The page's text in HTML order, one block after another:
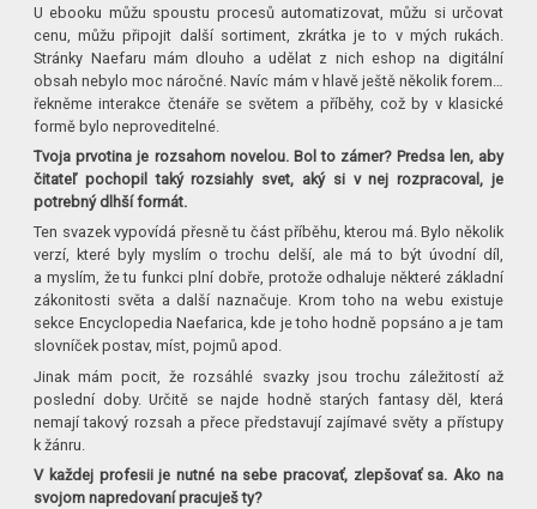
U ebooku můžu spoustu procesů automatizovat, můžu si určovat
cenu, můžu připojit další sortiment, zkrátka je to v mých rukách.
Stránky Naefaru mám dlouho a udělat z nich eshop na digitální
obsah nebylo moc náročné. Navíc mám v hlavě ještě několik forem…
řekněme interakce čtenáře se světem a příběhy, což by v klasické
formě bylo neproveditelné.
Tvoja prvotina je rozsahom novelou. Bol to zámer? Predsa len, aby
čitateľ pochopil taký rozsiahly svet, aký si v nej rozpracoval, je
potrebný dlhší formát.
Ten svazek vypovídá přesně tu část příběhu, kterou má. Bylo několik
verzí, které byly myslím o trochu delší, ale má to být úvodní díl,
a myslím, že tu funkci plní dobře, protože odhaluje některé základní
zákonitosti světa a další naznačuje. Krom toho na webu existuje
sekce Encyclopedia Naefarica, kde je toho hodně popsáno a je tam
slovníček postav, míst, pojmů apod.
Jinak mám pocit, že rozsáhlé svazky jsou trochu záležitostí až
poslední doby. Určitě se najde hodně starých fantasy děl, která
nemají takový rozsah a přece představují zajímavé světy a přístupy
k žánru.
V každej profesii je nutné na sebe pracovať, zlepšovať sa. Ako na
svojom napredovaní pracuješ ty?